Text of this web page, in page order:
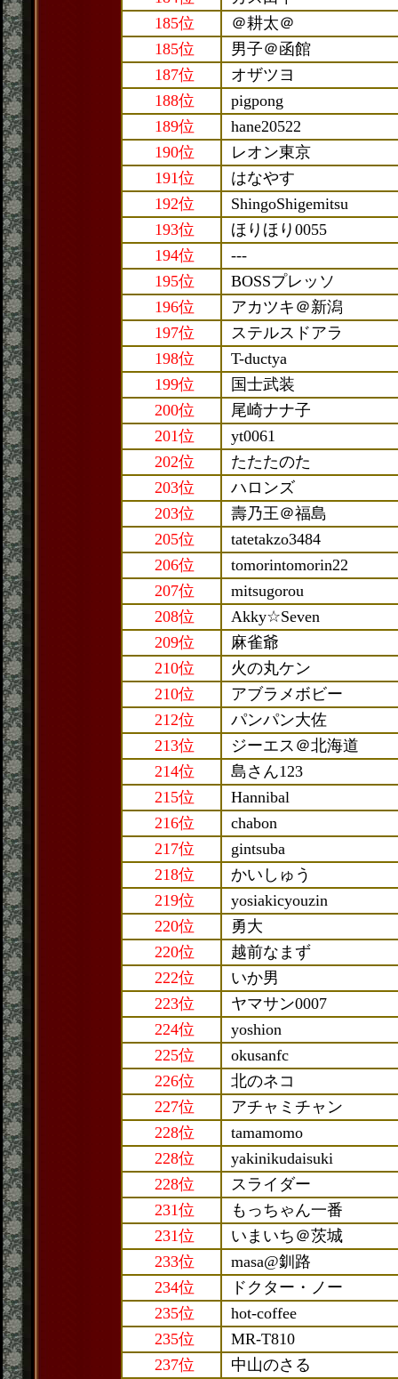
185位
＠耕太＠
185位
男子＠函館
187位
オザツヨ
188位
pigpong
189位
hane20522
190位
レオン東京
191位
はなやす
192位
ShingoShigemitsu
193位
ほりほり0055
194位
---
195位
BOSSプレッソ
196位
アカツキ＠新潟
197位
ステルスドアラ
198位
T-ductya
199位
国士武装
200位
尾崎ナナ子
201位
yt0061
202位
たたたのた
203位
ハロンズ
203位
壽乃王＠福島
205位
tatetakzo3484
206位
tomorintomorin22
207位
mitsugorou
208位
Akky☆Seven
209位
麻雀爺
210位
火の丸ケン
210位
アブラメボビー
212位
パンパン大佐
213位
ジーエス＠北海道
214位
島さん123
215位
Hannibal
216位
chabon
217位
gintsuba
218位
かいしゅう
219位
yosiakicyouzin
220位
勇大
220位
越前なまず
222位
いか男
223位
ヤマサン0007
224位
yoshion
225位
okusanfc
226位
北のネコ
227位
アチャミチャン
228位
tamamomo
228位
yakinikudaisuki
228位
スライダー
231位
もっちゃん一番
231位
いまいち＠茨城
233位
masa@釧路
234位
ドクター・ノー
235位
hot-coffee
235位
MR-T810
237位
中山のさる